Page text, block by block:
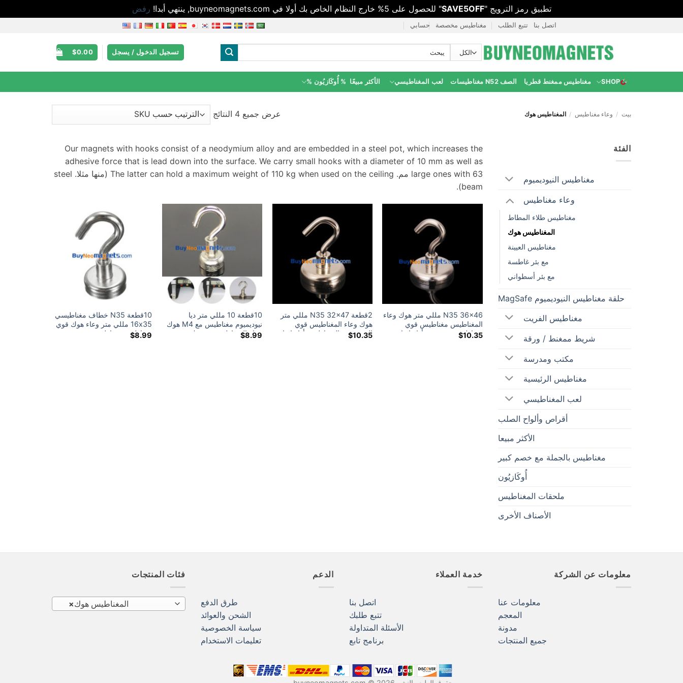
تطبيق رمز الترويج "SAVE5OFF" للحصول على 5% خارج النظام الخاص بك أولا في buyneomagnets.com, ينتهي أبدا!
رفض
اتصل بنا تتبع الطلب مغناطيس مخصصة حسابي
عن:
تسجيل الدخول / يسجل $0.00
SHOP مغناطيس ممغنط قطريا الصف N52 مغناطيسات لعب المغناطيسي الأكثر مبيعًا % أُوكَازيُون %
بيت / وعاء مغناطيس / المغناطيس هوك عرض جميع 4 النتائج
الفئة
مغناطيس النيوديميوم
وعاء مغناطيس
مغناطيس طلاء المطاط
المغناطيس هوك
مغناطيس العيينة
مع بئر غاطسة
مع بئر أسطواني
حلقة مغناطيس النيوديميوم MagSafe
مغناطيس الفريت
شريط ممغنط / ورقة
مكتب ومدرسة
مغناطيس الرئيسية
لعب المغناطيسي
أقراص وألواح الصلب
الأكثر مبيعا
مغناطيس بالجملة مع خصم كبير
أُوكَازيُون
ملحقات المغناطيس
الأصناف الأخرى
Our magnets with hooks consist of a neodymium alloy and are embedded in a steel pot, which increases the
adhesive force that is lead down into the surface. We carry small hooks with a diameter of10 mm as well as
large ones with63 مم. The latter can hold a maximum weight of110 kg when used on the ceiling (منها مثلا. steel
beam
).
N35 36x46 مللي متر هوك وعاء
المغناطيس مغناطيس قوي
مغناطيس نيوديميوم أداة إنقاذ
$10.35
2قطعة N35 32x47 مللي متر
هوك وعاء المغناطيس قوي
النيوديميوم المغناطيس أداة إنقاذ
$10.35
10قطعة 10 مللي متر ديا
نيوديميوم مغناطيس مع M4 هوك
وعاء المغناطيس مع هوك
$8.99
10قطعة N35 خطاف مغناطيسي
16x35 مللي متر وعاء هوك قوي
مغناطيس مغناطيس نيوديميوم
$8.99
معلومات عن الشركة
معلومات عنا
المعجم
مدونة
جميع المنتجات
خدمة العملاء
اتصل بنا
تتبع طلبك
الأسئلة المتداولة
برنامج تابع
الدعم
طرق الدفع
الشحن والعوائد
سياسة الخصوصية
تعليمات الاستخدام
فئات المنتجات
×المغناطيس هوك